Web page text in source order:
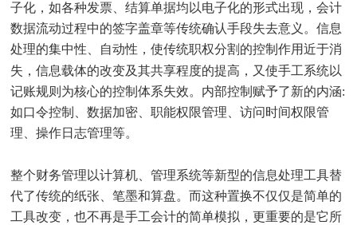
子化，如各种发票、结算单据均以电子化的形式出现，会计
数据流动过程中的签字盖章等传统确认手段失去意义。信息
处理的集中性、自动性，使传统职权分割的控制作用近于消
失，信息载体的改变及其共享程度的提高，又使手工系统以
记账规则为核心的控制体系失效。内部控制赋予了新的内涵:
如口令控制、数据加密、职能权限管理、访问时间权限管
理、操作日志管理等。
整个财务管理以计算机、管理系统等新型的信息处理工具替
代了传统的纸张、笔墨和算盘。而这种置换不仅仅是简单的
工具改变，也不再是手工会计的简单模拟，更重要的是它所